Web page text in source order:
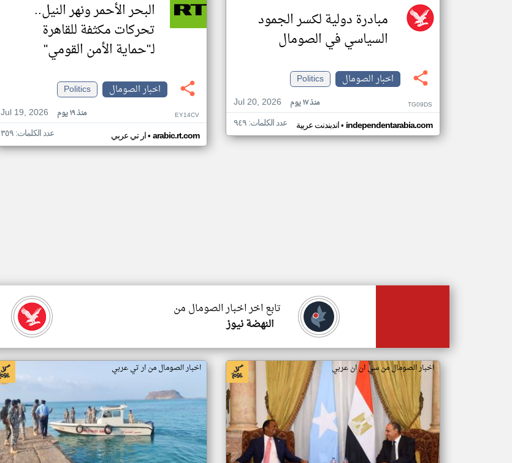
مبادرة دولية لكسر الجمود
السياسي في الصومال
اخبار الصومال
Politics
Jul 20, 2026
منذ ١٧ يوم TG09DS
اندبندنت عربية• independentarabia.com عدد الكلمات: ٩٤٩
البحر الأحمر ونهر النيل..
تحركات مكثفة للقاهرة
لـ"حماية الأمن القومي"
اخبار الصومال
Politics
Jul 19, 2026
منذ ١٩ يوم EY14CV
ار تي عربي• arabic.rt.com عدد الكلمات: ٣٥٩
تابع اخر اخبار الصومال من
النهضة نيوز
اخبار الصومال من سي ان ان عربي اخبار الصومال من ار تي عربي